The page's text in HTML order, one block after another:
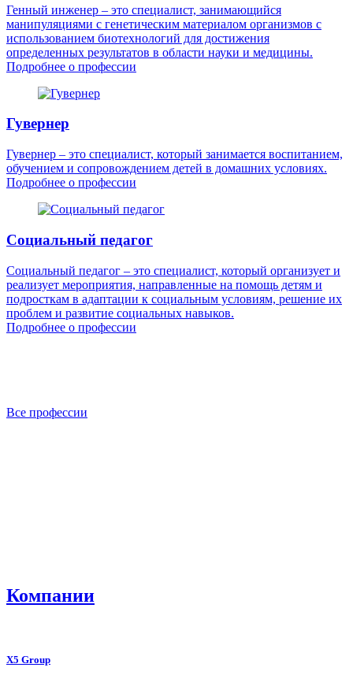
Генный инженер – это специалист, занимающийся
манипуляциями с генетическим материалом организмов с
использованием биотехнологий для достижения
определенных результатов в области науки и медицины.
Подробнее о профессии
Гувернер
Гувернер – это специалист, который занимается воспитанием,
обучением и сопровождением детей в домашних условиях.
Подробнее о профессии
Социальный педагог
Социальный педагог – это специалист, который организует и
реализует мероприятия, направленные на помощь детям и
подросткам в адаптации к социальным условиям, решение их
проблем и развитие социальных навыков.
Подробнее о профессии
Все профессии
Компании
X5 Group